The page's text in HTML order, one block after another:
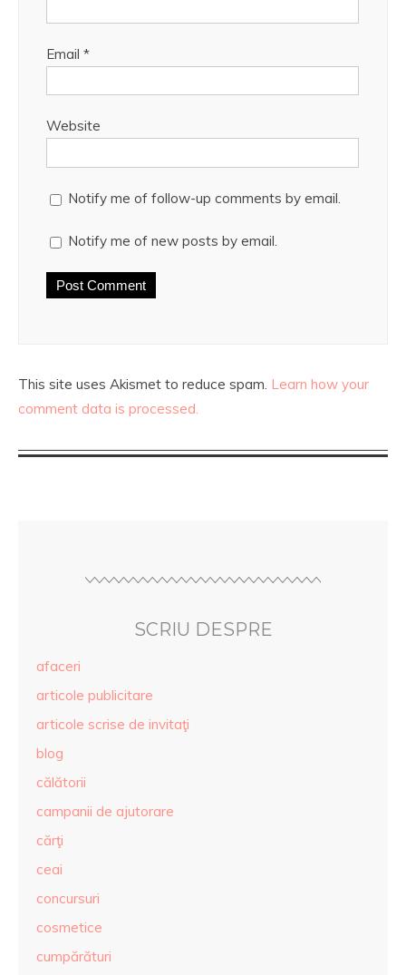
Email *
Website
Notify me of follow-up comments by email.
Notify me of new posts by email.
This site uses Akismet to reduce spam. Learn how your
comment data is processed.
SCRIU DESPRE
afaceri
articole publicitare
articole scrise de invitaţi
blog
călătorii
campanii de ajutorare
cărţi
ceai
concursuri
cosmetice
cumpărături